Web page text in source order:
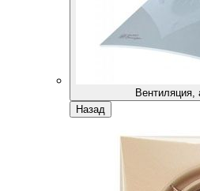
Вентиляция,
Назад